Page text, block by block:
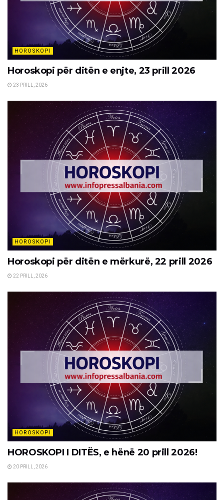
HOROSKOPI
Horoskopi për ditën e enjte, 23 prill 2026
23 PRILL, 2026
HOROSKOPI
Horoskopi për ditën e mërkurë, 22 prill 2026
22 PRILL, 2026
HOROSKOPI
HOROSKOPI I DITËS, e hënë 20 prill 2026!
20 PRILL, 2026